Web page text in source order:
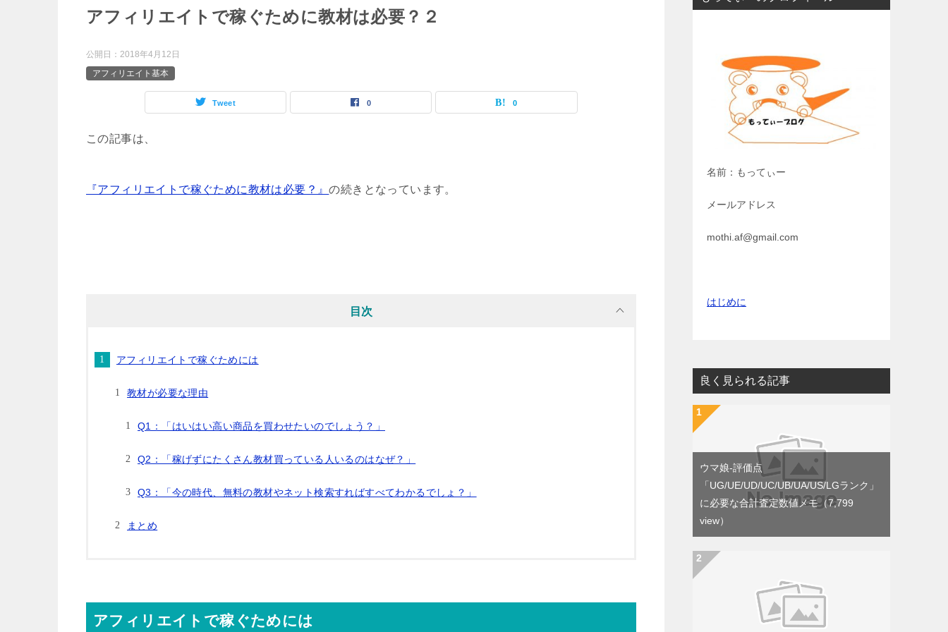
アフィリエイトで稼ぐために教材は必要？２
公開日： 2018年4月12日
アフィリエイト基本
Tweet 0 0
この記事は、
『アフィリエイトで稼ぐために教材は必要？』の続きとなっています。
目次
アフィリエイトで稼ぐためには
教材が必要な理由
Q1：「はいはい高い商品を買わせたいのでしょう？」
Q2：「稼げずにたくさん教材買っている人いるのはなぜ？」
Q3：「今の時代、無料の教材やネット検索すればすべてわかるでしょ？」
まとめ
アフィリエイトで稼ぐためには
名前：もってぃー
メールアドレス
mothi.af@gmail.com
はじめに
良く見られる記事
ウマ娘-評価点
「UG/UE/UD/UC/UB/UA/US/LGランク」
に必要な合計査定数値メモ（7,799
view）